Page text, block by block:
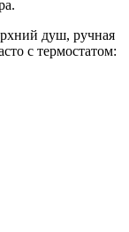
душ, ручная
с термостатом: